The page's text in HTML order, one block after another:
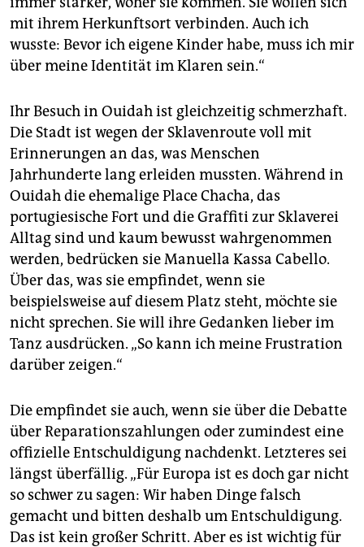
mit ihrem Herkunftsort verbinden. Auch ich
wusste: Bevor ich eigene Kinder habe, muss ich mir
über meine Identität im Klaren sein.“
Ihr Besuch in Ouidah ist gleichzeitig schmerzhaft.
Die Stadt ist wegen der Sklavenroute voll mit
Erinnerungen an das, was Menschen
Jahrhunderte lang erleiden mussten. Während in
Ouidah die ehemalige Place Chacha, das
portugiesische Fort und die Graffiti zur Sklaverei
Alltag sind und kaum bewusst wahrgenommen
werden, bedrücken sie Manuella Kassa Cabello.
Über das, was sie empfindet, wenn sie
beispielsweise auf diesem Platz steht, möchte sie
nicht sprechen. Sie will ihre Gedanken lieber im
Tanz ausdrücken. „So kann ich meine Frustration
darüber zeigen.“
Die empfindet sie auch, wenn sie über die Debatte
über Reparationszahlungen oder zumindest eine
offizielle Entschuldigung nachdenkt. Letzteres sei
längst überfällig. „Für Europa ist es doch gar nicht
so schwer zu sagen: Wir haben Dinge falsch
gemacht und bitten deshalb um Entschuldigung.
Das ist kein großer Schritt. Aber es ist wichtig für